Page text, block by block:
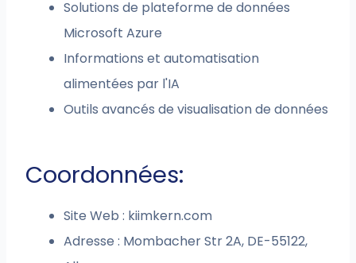
Solutions de plateforme de données
Microsoft Azure
Informations et automatisation
alimentées par l'IA
Outils avancés de visualisation de données
Coordonnées:
Site Web : kiimkern.com
Adresse : Mombacher Str 2A, DE-55122,